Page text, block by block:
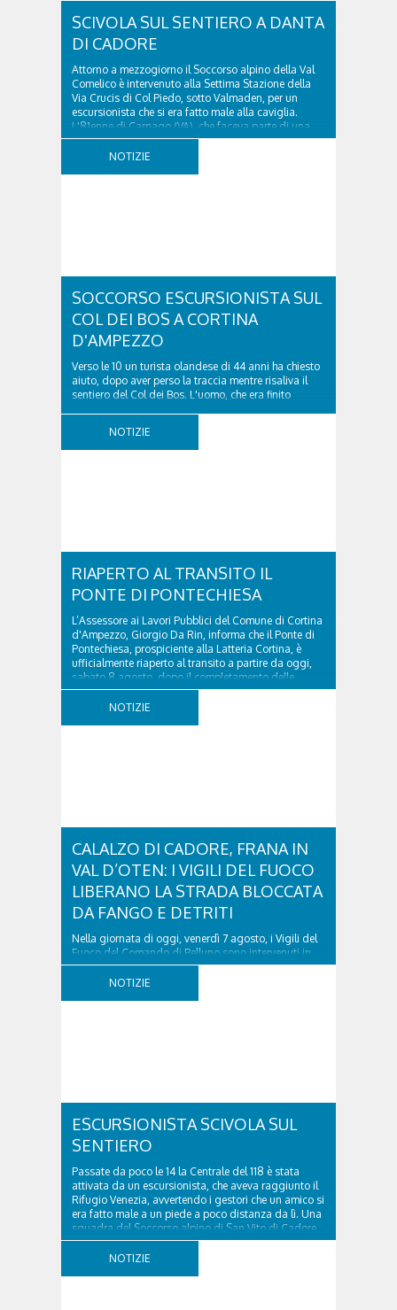
SCIVOLA SUL SENTIERO A DANTA
DI CADORE
Attorno a mezzogiorno il Soccorso alpino della Val
Comelico è intervenuto alla Settima Stazione della
Via Crucis di Col Piedo, sotto Valmaden, per un
escursionista che si era fatto male alla caviglia.
L'81enne di Carnago (VA), che faceva parte di una
comitiva e aveva riportato un trauma...
NOTIZIE
SOCCORSO ESCURSIONISTA SUL
COL DEI BOS A CORTINA
D'AMPEZZO
Verso le 10 un turista olandese di 44 anni ha chiesto
aiuto, dopo aver perso la traccia mentre risaliva il
sentiero del Col dei Bos. L'uomo, che era finito
Torri del Falzarego, era...
NOTIZIE
RIAPERTO AL TRANSITO IL
PONTE DI PONTECHIESA
L’Assessore ai Lavori Pubblici del Comune di Cortina
d'Ampezzo, Giorgio Da Rin, informa che il Ponte di
Pontechiesa, prospiciente alla Latteria Cortina, è
ufficialmente riaperto al transito a partire da oggi,
sabato 8 agosto, dopo il completamento delle
verifiche e il positivo collaudo...
NOTIZIE
CALALZO DI CADORE, FRANA IN
VAL D’OTEN: I VIGILI DEL FUOCO
LIBERANO LA STRADA BLOCCATA
DA FANGO E DETRITI
Nella giornata di oggi, venerdì 7 agosto, i Vigili del
Fuoco del Comando di Belluno sono intervenuti in
località Diassa, in Val d’Oten, nel comune di Calalzo
di Cadore, per liberare una strada rimasta bloccata
NOTIZIE
ESCURSIONISTA SCIVOLA SUL
SENTIERO
Passate da poco le 14 la Centrale del 118 è stata
attivata da un escursionista, che aveva raggiunto il
Rifugio Venezia, avvertendo i gestori che un amico si
era fatto male a un piede a poco distanza da lì. Una
squadra del Soccorso alpino di San Vito di Cadore
ha quindi raggiunto l'infortunato...
NOTIZIE